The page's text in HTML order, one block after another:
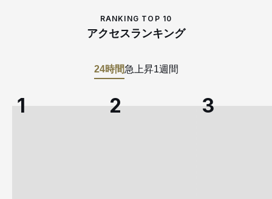
RANKING TOP 10
アクセスランキング
24時間急上昇1週間